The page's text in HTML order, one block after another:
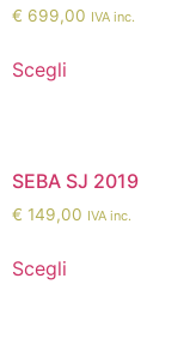
€ 699,00 IVA inc.
Scegli
SEBA SJ 2019
€ 149,00 IVA inc.
Scegli